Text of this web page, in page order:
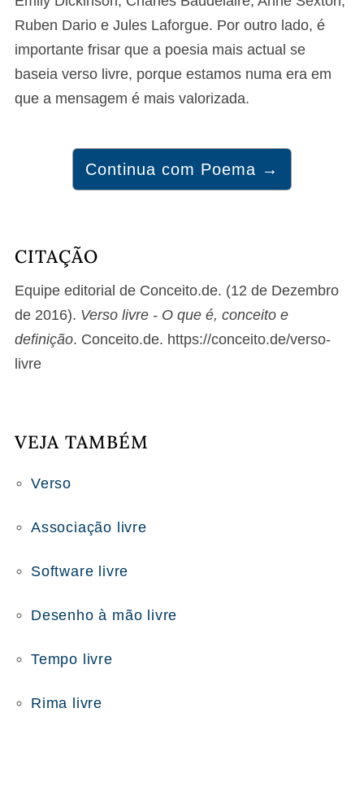
Ruben Dario e Jules Laforgue. Por outro lado, é
importante frisar que a poesia mais actual se
baseia verso livre, porque estamos numa era em
que a mensagem é mais valorizada.
Continua com Poema →
CITAÇÃO
Equipe editorial de Conceito.de. (12 de Dezembro
de 2016). Verso livre - O que é, conceito e
definição. Conceito.de. https://conceito.de/verso-
livre
VEJA TAMBÉM
Verso
Associação livre
Software livre
Desenho à mão livre
Tempo livre
Rima livre